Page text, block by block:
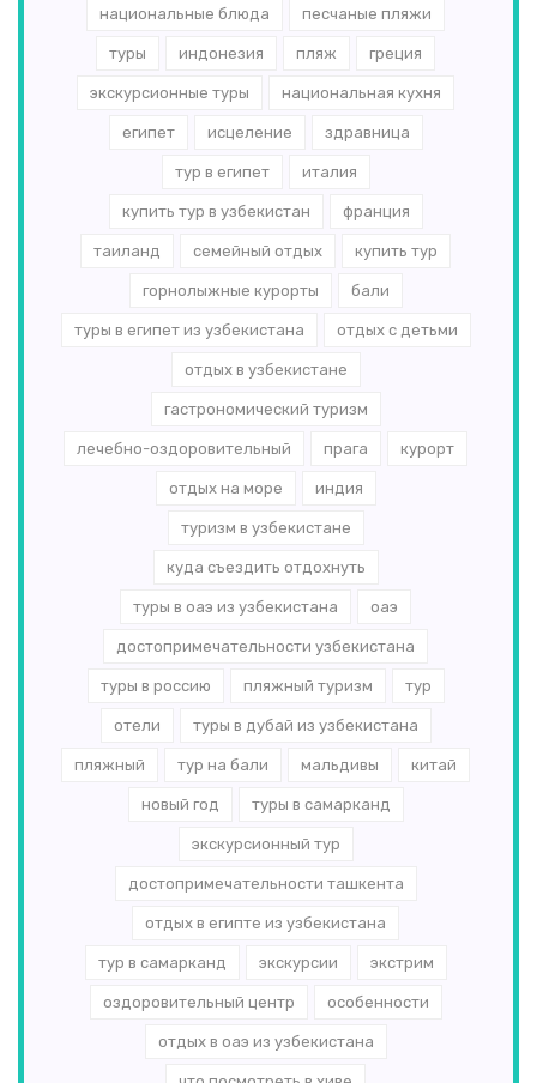
национальные блюда песчаные пляжи
туры индонезия пляж греция
экскурсионные туры национальная кухня
египет исцеление здравница
тур в египет италия
купить тур в узбекистан франция
таиланд семейный отдых купить тур
горнолыжные курорты бали
туры в египет из узбекистана отдых с детьми
отдых в узбекистане
гастрономический туризм
лечебно-оздоровительный прага курорт
отдых на море индия
туризм в узбекистане
куда съездить отдохнуть
туры в оаэ из узбекистана оаэ
достопримечательности узбекистана
туры в россию пляжный туризм тур
отели туры в дубай из узбекистана
пляжный тур на бали мальдивы китай
новый год туры в самарканд
экскурсионный тур
достопримечательности ташкента
отдых в египте из узбекистана
тур в самарканд экскурсии экстрим
оздоровительный центр особенности
отдых в оаэ из узбекистана